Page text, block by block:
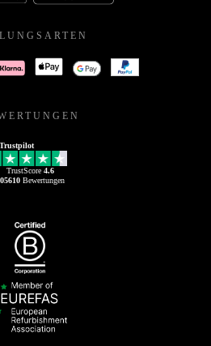
Trustpilot
TrustScore 4.6
Bewertungen